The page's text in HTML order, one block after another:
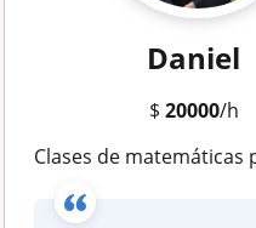
Daniel
$ 20000/h
Clases de matemáticas por PROFESOR de Liceo